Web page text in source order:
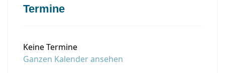
Termine
Keine Termine
Ganzen Kalender ansehen